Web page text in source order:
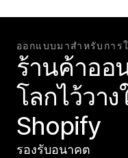
ออกแบบมาสำหรับการ
ร้านค้าออ
โลกไว้วา
Shopify
รองรับอนาคต